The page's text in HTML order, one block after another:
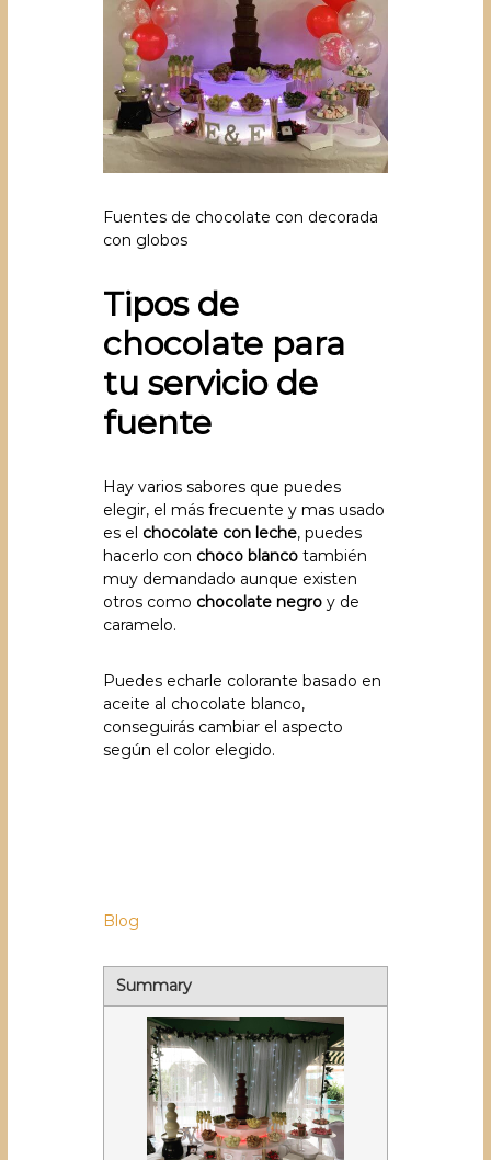
Fuentes de chocolate con decorada
con globos
Tipos de
chocolate para
tu servicio de
fuente
Hay varios sabores que puedes
elegir, el más frecuente y mas usado
es el chocolate con leche, puedes
hacerlo con choco blanco también
muy demandado aunque existen
otros como chocolate negro y de
caramelo.
Puedes echarle colorante basado en
aceite al chocolate blanco,
conseguirás cambiar el aspecto
según el color elegido.
Blog
Summary